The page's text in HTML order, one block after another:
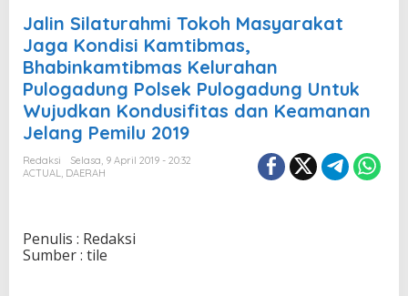
Jalin Silaturahmi Tokoh Masyarakat
Jaga Kondisi Kamtibmas,
Bhabinkamtibmas Kelurahan
Pulogadung Polsek Pulogadung Untuk
Wujudkan Kondusifitas dan Keamanan
Jelang Pemilu 2019
Redaksi
Selasa, 9 April 2019 - 20:32
ACTUAL, DAERAH
Penulis : Redaksi
Sumber : tile